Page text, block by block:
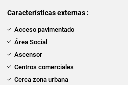
Características externas :
Acceso pavimentado
Área Social
Ascensor
Centros comerciales
Cerca zona urbana